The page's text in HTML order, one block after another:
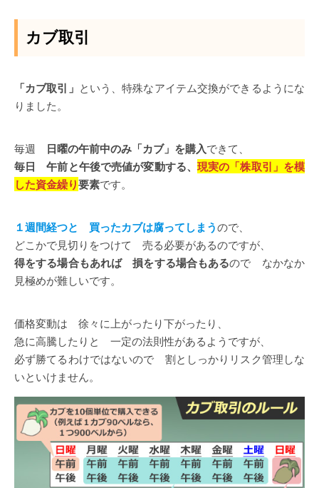
カブ取引
「カブ取引」 という、特殊なアイテム交換ができるようにな
りました。
毎週 日曜の午前中のみ「カブ」を購入できて、
毎日 午前と午後で売値が変動する、 現実の「株取引」を模
した資金繰り要素です。
１週間経つと 買ったカブは腐ってしまうので、
どこかで見切りをつけて 売る必要があるのですが、
得をする場合もあれば 損をする場合もあるので なかなか
見極めが難しいです。
価格変動は 徐々に上がったり下がったり、
急に高騰したりと 一定の法則性があるようですが、
必ず勝てるわけではないので 割としっかりリスク管理しな
いといけません。